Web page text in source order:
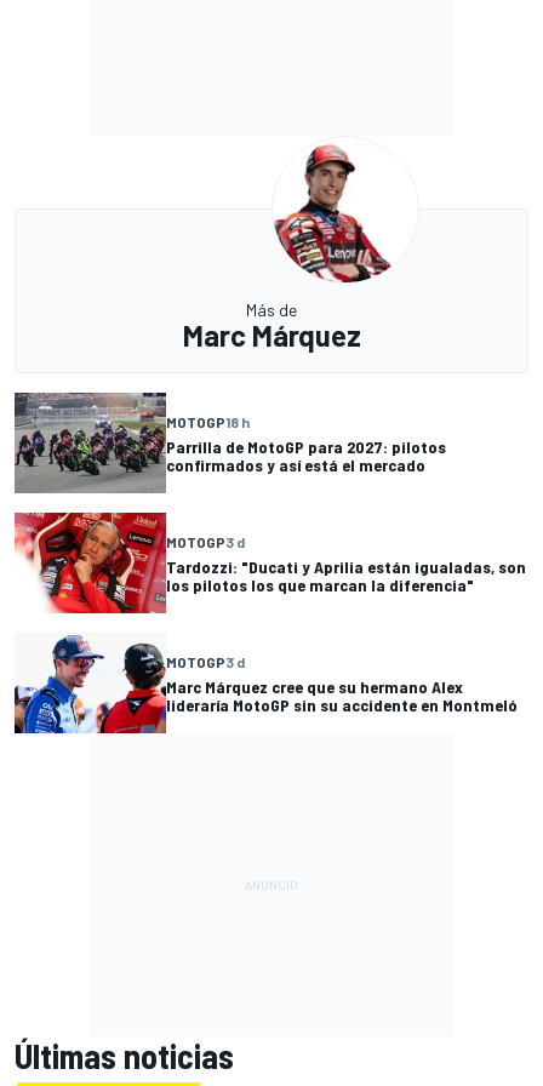
Más de
Marc Márquez
MOTOGP18 h
Parrilla de MotoGP para 2027: pilotos
confirmados y así está el mercado
MOTOGP3 d
Tardozzi: "Ducati y Aprilia están igualadas, son
los pilotos los que marcan la diferencia"
MOTOGP3 d
Marc Márquez cree que su hermano Alex
lideraría MotoGP sin su accidente en Montmeló
Últimas noticias